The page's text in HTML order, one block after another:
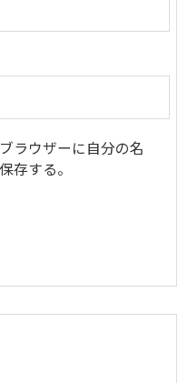
ラウザーに自分の名
存する。